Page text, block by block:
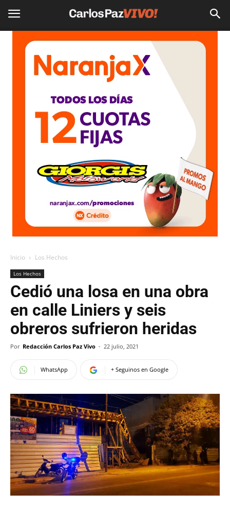
Inicio Los Hechos
Los Hechos
Cedió una losa en una obra
en calle Liniers y seis
obreros sufrieron heridas
Por Redacción Carlos Paz Vivo - 22 julio, 2021
WhatsApp + Seguinos en Google